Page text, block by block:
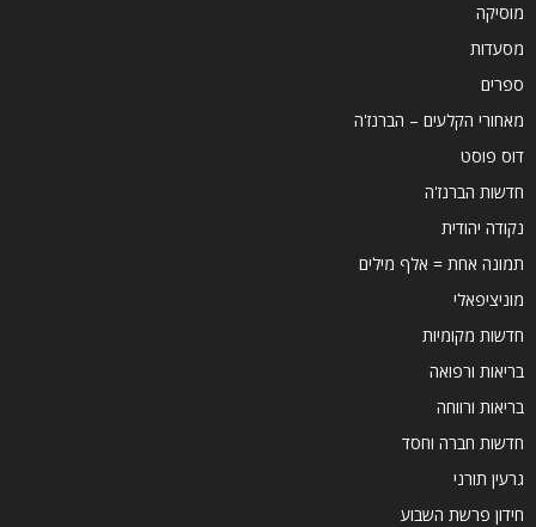
מוסיקה
מסעדות
ספרים
מאחורי הקלעים – הברנז'ה
דוס פוסט
חדשות הברנז'ה
נקודה יהודית
תמונה אחת = אלף מילים
מוניציפאלי
חדשות מקומיות
בריאות ורפואה
בריאות ורווחה
חדשות חברה וחסד
גרעין תורני
חידון פרשת השבוע